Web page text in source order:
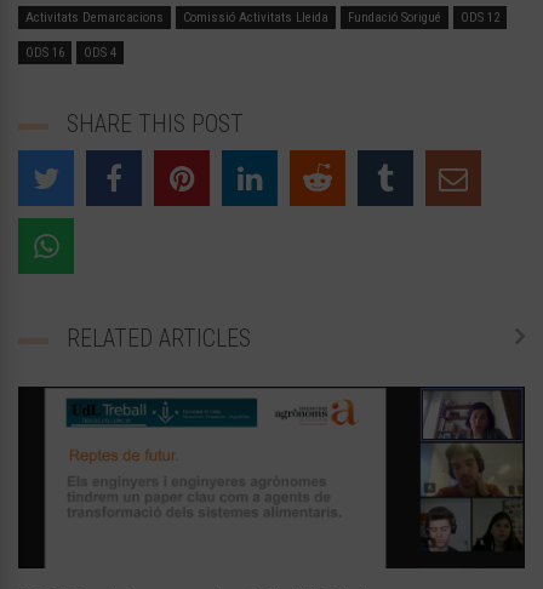
Activitats Demarcacions Comissió Activitats Lleida Fundació Sorigué ODS 12
ODS 16 ODS 4
SHARE THIS POST
RELATED ARTICLES